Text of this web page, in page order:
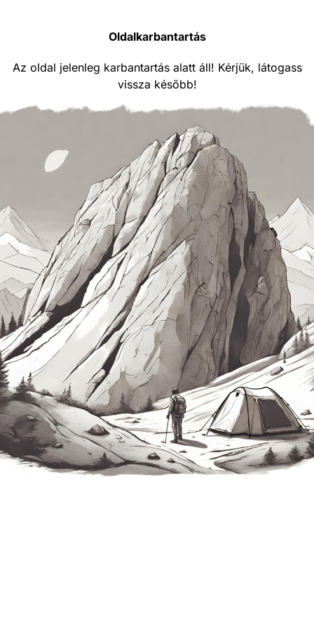
Oldalkarbantartás
Az oldal jelenleg karbantartás alatt áll! Kérjük, látogass
vissza később!